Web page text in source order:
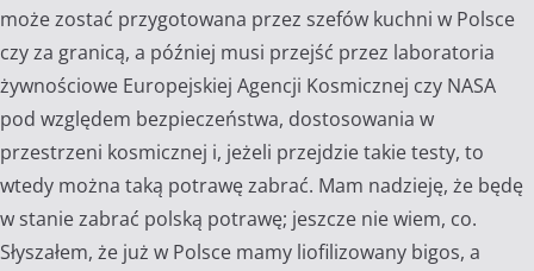
może zostać przygotowana przez szefów kuchni w Polsce
czy za granicą, a później musi przejść przez laboratoria
żywnościowe Europejskiej Agencji Kosmicznej czy NASA
pod względem bezpieczeństwa, dostosowania w
przestrzeni kosmicznej i, jeżeli przejdzie takie testy, to
wtedy można taką potrawę zabrać. Mam nadzieję, że będę
w stanie zabrać polską potrawę; jeszcze nie wiem, co.
Słyszałem, że już w Polsce mamy liofilizowany bigos, a